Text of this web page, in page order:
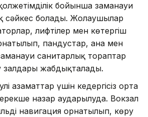
бойынша заманауи
сәйкес болады. Жолаушылар
лифтілер мен көтергіш
пандустар, ана мен
санитарлық тораптар
жабдықталады.
азаматтар үшін кедергісіз орта
назар аударылуда. Вокзал
навигация орнатылып, көру